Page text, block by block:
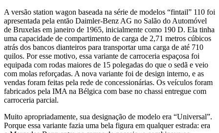
A versão station wagon baseada na série de modelos “fintail” 110 foi
apresentada pela então Daimler-Benz AG no Salão do Automóvel
de Bruxelas em janeiro de 1965, inicialmente como 190 D. Ela tinha
uma capacidade de compartimento de carga de 2,71 metros cúbicos
atrás dos bancos dianteiros para transportar uma carga de até 710
quilos. Por esse motivo, essa variante de carroceria espaçosa foi
equipada com rodas maiores de 15 polegadas do que o sedã e veio
com molas reforçadas. A nova variante foi de design interno, e as
vendas foram feitas pela rede de concessionárias. Os veículos foram
fabricados pela IMA na Bélgica com base no chassi entregue com
carroceria parcial.
Muito apropriadamente, sua designação de modelo era “Universal”.
Porque essa variante fazia uma bela figura em qualquer estrada: era